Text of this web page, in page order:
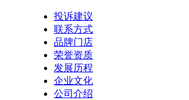
投诉建议
联系方式
品牌门店
荣誉资质
发展历程
企业文化
公司介绍